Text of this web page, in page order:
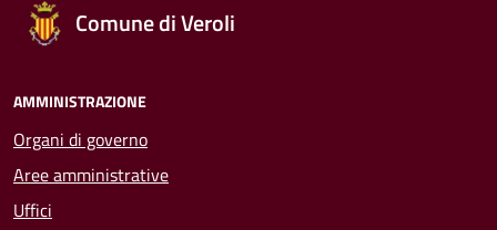
Comune di Veroli
AMMINISTRAZIONE
Organi di governo
Aree amministrative
Uffici